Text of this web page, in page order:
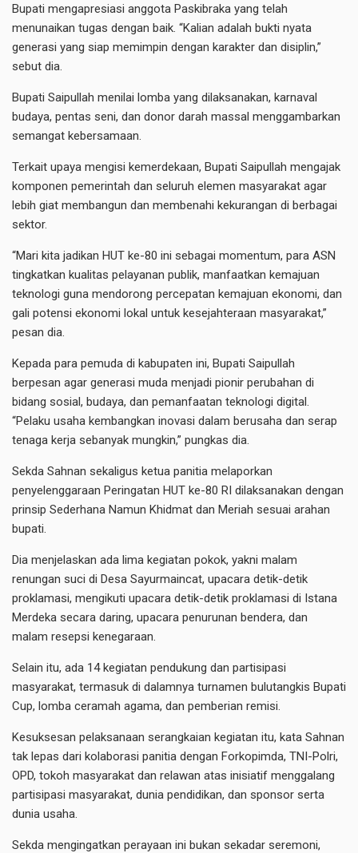
Bupati mengapresiasi anggota Paskibraka yang telah
menunaikan tugas dengan baik. “Kalian adalah bukti nyata
generasi yang siap memimpin dengan karakter dan disiplin,”
sebut dia.
Bupati Saipullah menilai lomba yang dilaksanakan, karnaval
budaya, pentas seni, dan donor darah massal menggambarkan
semangat kebersamaan.
Terkait upaya mengisi kemerdekaan, Bupati Saipullah mengajak
komponen pemerintah dan seluruh elemen masyarakat agar
lebih giat membangun dan membenahi kekurangan di berbagai
sektor.
“Mari kita jadikan HUT ke-80 ini sebagai momentum, para ASN
tingkatkan kualitas pelayanan publik, manfaatkan kemajuan
teknologi guna mendorong percepatan kemajuan ekonomi, dan
gali potensi ekonomi lokal untuk kesejahteraan masyarakat,”
pesan dia.
Kepada para pemuda di kabupaten ini, Bupati Saipullah
berpesan agar generasi muda menjadi pionir perubahan di
bidang sosial, budaya, dan pemanfaatan teknologi digital.
“Pelaku usaha kembangkan inovasi dalam berusaha dan serap
tenaga kerja sebanyak mungkin,” pungkas dia.
Sekda Sahnan sekaligus ketua panitia melaporkan
penyelenggaraan Peringatan HUT ke-80 RI dilaksanakan dengan
prinsip Sederhana Namun Khidmat dan Meriah sesuai arahan
bupati.
Dia menjelaskan ada lima kegiatan pokok, yakni malam
renungan suci di Desa Sayurmaincat, upacara detik-detik
proklamasi, mengikuti upacara detik-detik proklamasi di Istana
Merdeka secara daring, upacara penurunan bendera, dan
malam resepsi kenegaraan.
Selain itu, ada 14 kegiatan pendukung dan partisipasi
masyarakat, termasuk di dalamnya turnamen bulutangkis Bupati
Cup, lomba ceramah agama, dan pemberian remisi.
Kesuksesan pelaksanaan serangkaian kegiatan itu, kata Sahnan
tak lepas dari kolaborasi panitia dengan Forkopimda, TNI-Polri,
OPD, tokoh masyarakat dan relawan atas inisiatif menggalang
partisipasi masyarakat, dunia pendidikan, dan sponsor serta
dunia usaha.
Sekda mengingatkan perayaan ini bukan sekadar seremoni,